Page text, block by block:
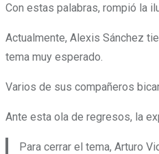
Con estas palabras, rompió la
Actualmente, Alexis Sánchez
tema muy esperado.
Varios de sus compañeros
Ante esta ola de regresos, la
Para cerrar el tema, Arturo